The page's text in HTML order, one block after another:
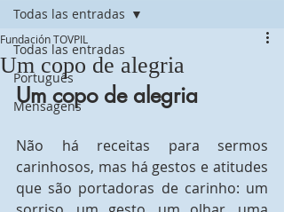
Todas las entradas
Português
Mensagens
Todas las entradas
Um copo de alegria
Fundación TOVPIL
Um copo de alegria
Não há receitas para sermos
carinhosos, mas há gestos e atitudes
que são portadoras de carinho: um